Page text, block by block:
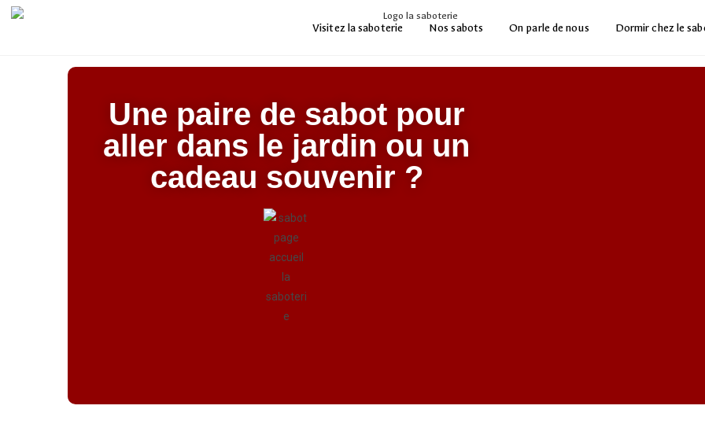
Visitez la saboterie Nos sabots On parle de nous Dormir chez le
Une paire de sabot pour
aller dans le jardin ou un
cadeau souvenir ?